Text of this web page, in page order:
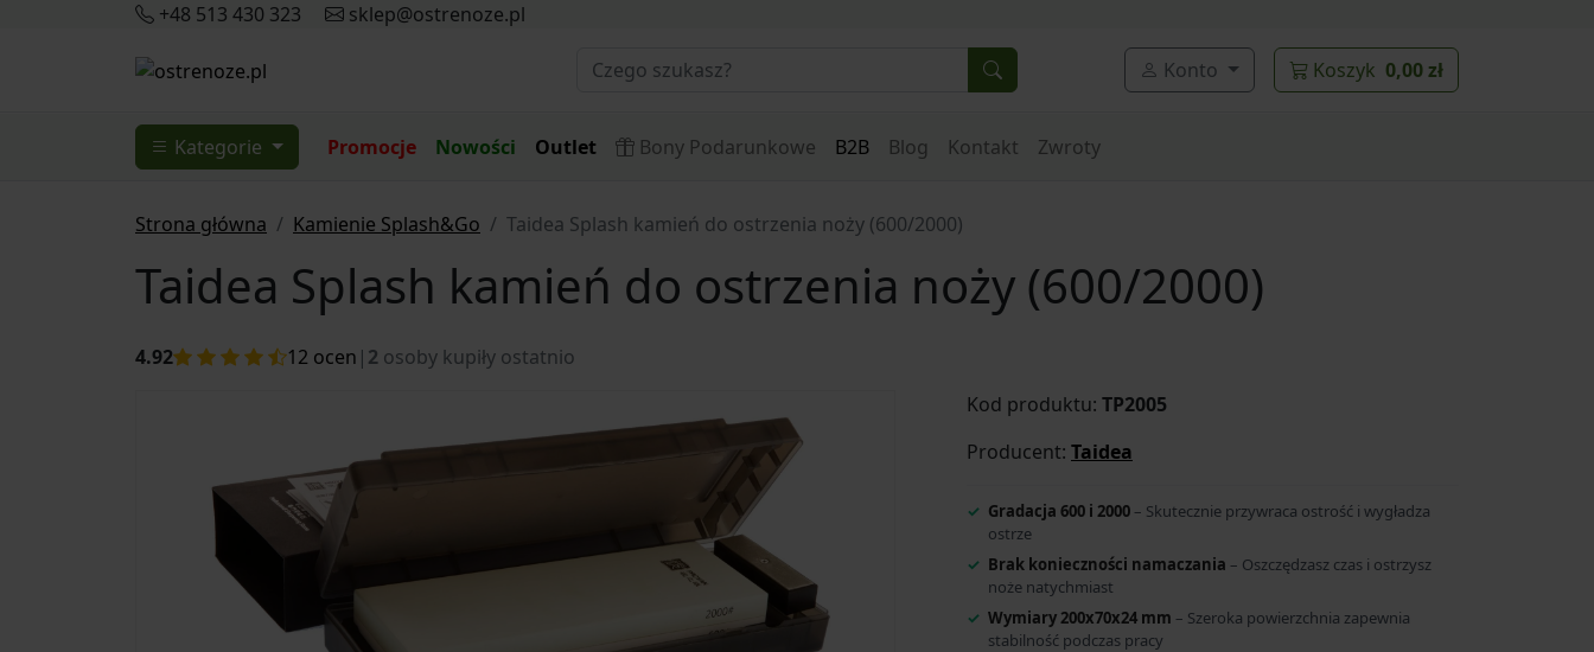
+48 513 430 323 sklep@ostrenoze.pl
Konto Koszyk 0,00 zł
Kategorie Promocje Nowości Outlet Bony Podarunkowe B2B Blog Kontakt Zwroty
Strona główna Kamienie Splash&Go Taidea Splash kamień do ostrzenia noży (600/2000)
Taidea Splash kamień do ostrzenia noży (600/2000)
4.92 12 ocen | 2 osoby kupiły ostatnio
Kod produktu: TP2005
Producent: Taidea
Gradacja 600 i 2000 – Skutecznie przywraca ostrość i wygładza
ostrze
Brak konieczności namaczania – Oszczędzasz czas i ostrzysz
noże natychmiast
Wymiary 200x70x24 mm – Szeroka powierzchnia zapewnia
stabilność podczas pracy